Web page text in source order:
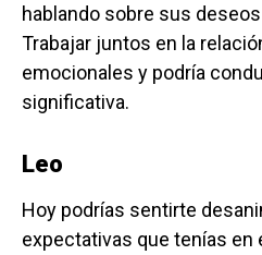
hablando sobre sus
Trabajar juntos en la
emocionales y podría
significativa.
Leo
Hoy podrías sentirte
expectativas que tenías en